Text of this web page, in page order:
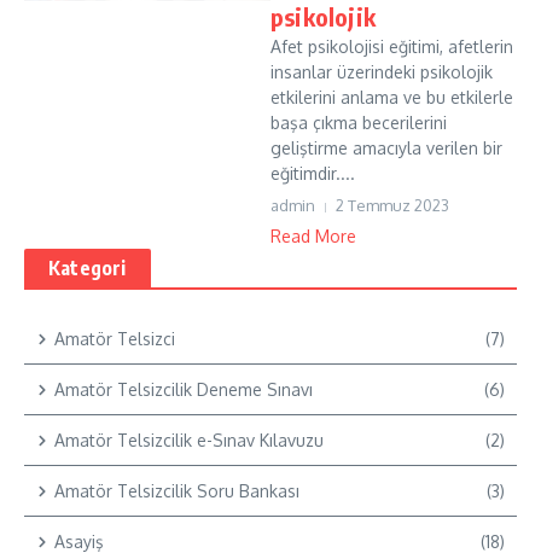
psikolojik
Afet psikolojisi eğitimi, afetlerin
insanlar üzerindeki psikolojik
etkilerini anlama ve bu etkilerle
başa çıkma becerilerini
geliştirme amacıyla verilen bir
eğitimdir....
admin 2 Temmuz 2023
Read More
Kategori
Amatör Telsizci (7)
Amatör Telsizcilik Deneme Sınavı (6)
Amatör Telsizcilik e-Sınav Kılavuzu (2)
Amatör Telsizcilik Soru Bankası (3)
Asayiş (18)